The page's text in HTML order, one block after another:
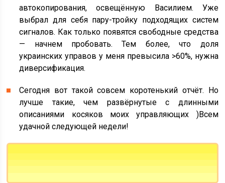
автокопирования, освещённую Василием. Уже
выбрал для себя пару-тройку подходящих систем
сигналов. Как только появятся свободные средства
— начнем пробовать. Тем более, что доля
украинских управов у меня превысила >60%, нужна
диверсификация.
Сегодня вот такой совсем коротенький отчёт. Но
лучше такие, чем развёрнутые с длинными
описаниями косяков моих управляющих )Всем
удачной следующей недели!